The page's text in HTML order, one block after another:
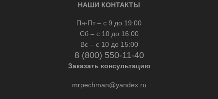
НАШИ КОНТАКТЫ
Пн-Пт – с 9 до 19:00
Сб – с 10 до 16:00
Вс – с 10 до 15:00
8 (800) 550-11-40
Заказать консультацию
mrpechman@yandex.ru